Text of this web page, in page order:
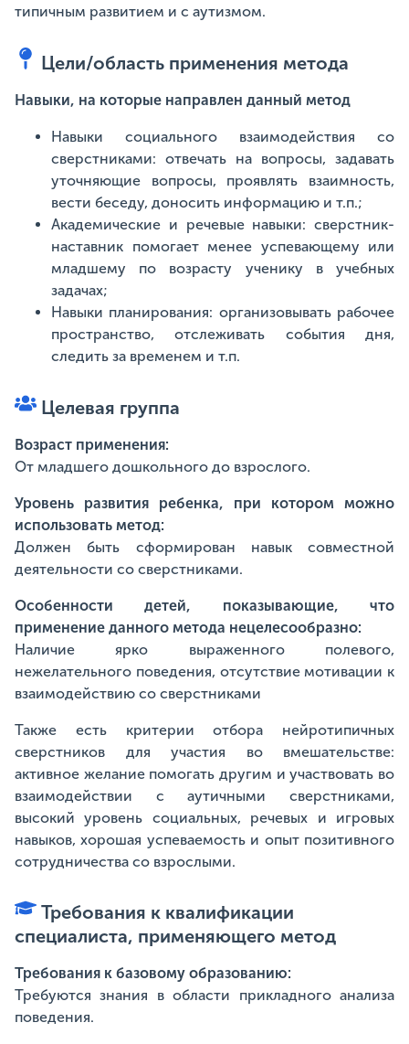
типичным развитием и с аутизмом.
Цели/область применения метода
Навыки, на которые направлен данный метод
Навыки социального взаимодействия со
сверстниками: отвечать на вопросы, задавать
уточняющие вопросы, проявлять взаимность,
вести беседу, доносить информацию и т.п.;
Академические и речевые навыки: сверстник-
наставник помогает менее успевающему или
младшему по возрасту ученику в учебных
задачах;
Навыки планирования: организовывать рабочее
пространство, отслеживать события дня,
следить за временем и т.п.
Целевая группа
Возраст применения:
От младшего дошкольного до взрослого.
Уровень развития ребенка, при котором можно
использовать метод:
Должен быть сформирован навык совместной
деятельности со сверстниками.
Особенности детей, показывающие, что
применение данного метода нецелесообразно:
Наличие ярко выраженного полевого,
нежелательного поведения, отсутствие мотивации к
взаимодействию со сверстниками
Также есть критерии отбора нейротипичных
сверстников для участия во вмешательстве:
активное желание помогать другим и участвовать во
взаимодействии с аутичными сверстниками,
высокий уровень социальных, речевых и игровых
навыков, хорошая успеваемость и опыт позитивного
сотрудничества со взрослыми.
Требования к квалификации
специалиста, применяющего метод
Требования к базовому образованию:
Требуются знания в области прикладного анализа
поведения.